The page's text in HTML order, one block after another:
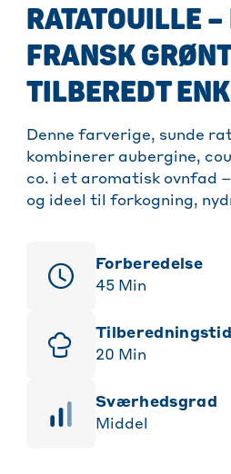
RATATOUILLE
FRANSK
TILBEREDT
Denne farverige, sunde
kombinerer aubergine,
co. i et aromatisk ovnfad
og ideel til forkogning,
Forberedelse
45 Min
Tilberedningstid
20 Min
sværhedsgrad
Middel